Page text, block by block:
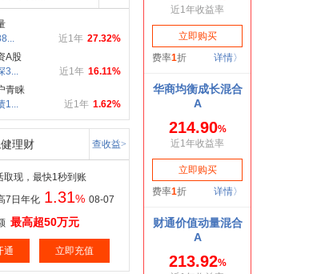
27.32%
近1年
A股
16.11%
近1年
3...
青睐
1.62%
近1年
1...
理财 查收益>
取现，最快1秒到账
7日年化 1.31% 08-07
最高超50万元
通 立即充值